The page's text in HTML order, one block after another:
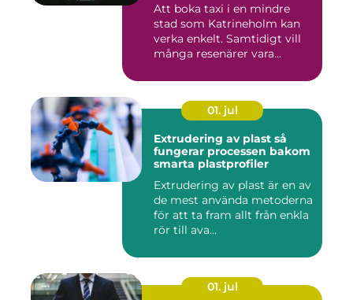
Att boka taxi i en mindre
stad som Katrineholm kan
verka enkelt. Samtidigt vill
många resenärer vara...
01. jul
Extrudering av plast så
fungerar processen bakom
smarta plastprofiler
Extrudering av plast är en av
de mest använda metoderna
för att ta fram allt från enkla
rör till ava...
01. jul